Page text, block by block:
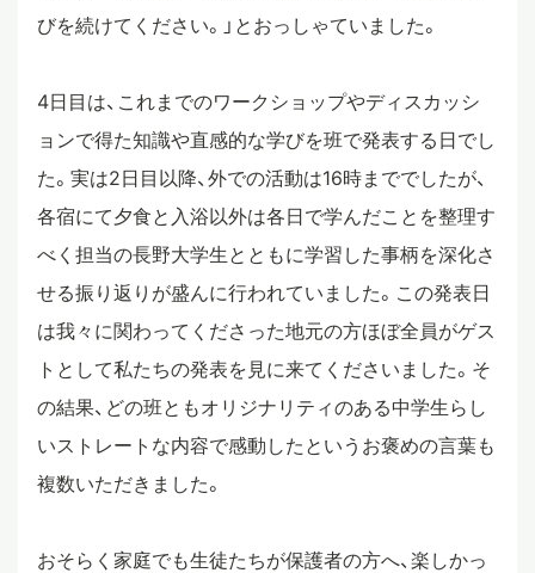
びを続けてください。」とおっしゃていました。
4日目は、これまでのワークショップやディスカッシ
ョンで得た知識や直感的な学びを班で発表する日でし
た。実は2日目以降、外での活動は16時まででしたが、
各宿にて夕食と入浴以外は各日で学んだことを整理す
べく担当の長野大学生とともに学習した事柄を深化さ
せる振り返りが盛んに行われていました。この発表日
は我々に関わってくださった地元の方ほぼ全員がゲス
トとして私たちの発表を見に来てくださいました。そ
の結果、どの班ともオリジナリティのある中学生らし
いストレートな内容で感動したというお褒めの言葉も
複数いただきました。
おそらく家庭でも生徒たちが保護者の方へ、楽しかっ